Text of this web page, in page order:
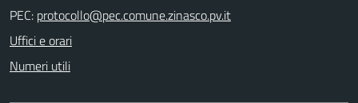
PEC:
Uffici e orari
Numeri utili